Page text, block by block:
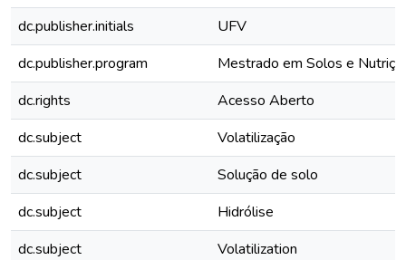
dc.publisher.initials
UFV
dc.publisher.program
Mestrado em Solos e
dc.rights
Acesso Aberto
dc.subject
Volatilização
dc.subject
Solução de solo
dc.subject
Hidrólise
dc.subject
Volatilization